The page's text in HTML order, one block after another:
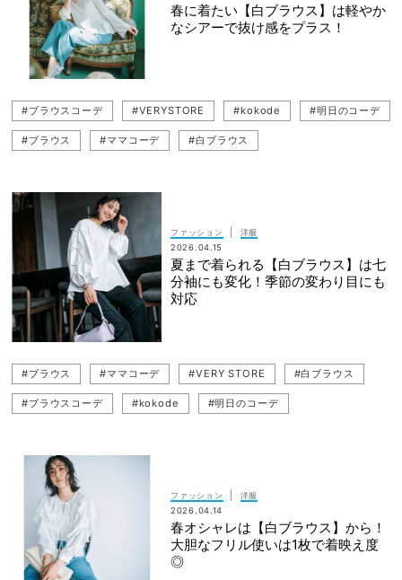
春に着たい【白ブラウス】は軽やか
なシアーで抜け感をプラス！
#ブラウスコーデ #VERYSTORE #kokode #明日のコーデ
#ブラウス #ママコーデ #白ブラウス
ファッション
洋服
2026.04.15
夏まで着られる【白ブラウス】は七
分袖にも変化！季節の変わり目にも
対応
#ブラウス #ママコーデ #VERY STORE #白ブラウス
#ブラウスコーデ #kokode #明日のコーデ
ファッション
洋服
2026.04.14
春オシャレは【白ブラウス】から！
大胆なフリル使いは1枚で着映え度
◎